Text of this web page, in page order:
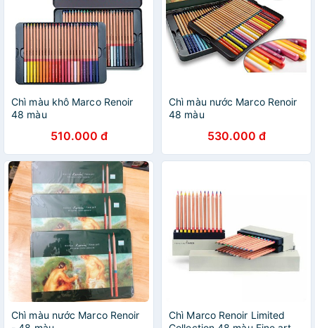
Chì màu khô Marco Renoir
48 màu
510.000 đ
Chì màu nước Marco Renoir
48 màu
530.000 đ
Chì màu nước Marco Renoir
Chì Marco Renoir Limited